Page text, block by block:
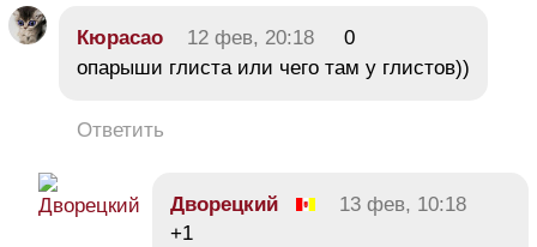
Кюрасао 12 фев, 20:18
0
опарыши глиста или чего там у глистов))
Ответить
Двoрeцкий
13 фев, 10:18
+1